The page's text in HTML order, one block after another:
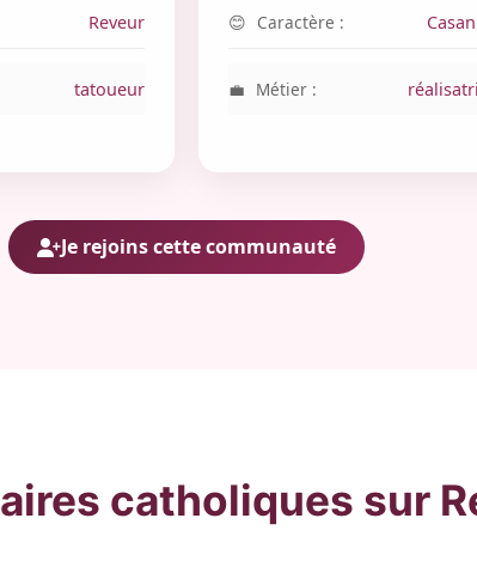
Reveur
tatoueur
Caractère :
Métier :
Je rejoins cette communauté
catholiques sur